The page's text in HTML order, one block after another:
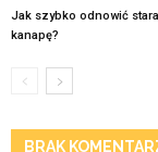
Jak szybko odnowić stara
kanapę?
BRAK